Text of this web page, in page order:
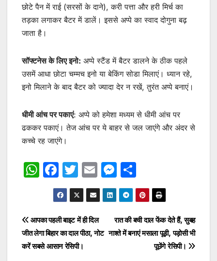
छोटे पैन में राई (सरसों के दाने), करी पत्ता और हरी मिर्च का
तड़का लगाकर बैटर में डालें। इससे अप्पे का स्वाद दोगुना बढ़
जाता है।
सॉफ्टनेस के लिए इनो: अप्पे स्टैंड में बैटर डालने के ठीक पहले
उसमें आधा छोटा चम्मच इनो या बेकिंग सोडा मिलाएं। ध्यान रहे,
इनो मिलाने के बाद बैटर को ज्यादा देर न रखें, तुरंत अप्पे बनाएं।
धीमी आंच पर पकाएं: अप्पे को हमेशा मध्यम से धीमी आंच पर
ढककर पकाएं। तेज आंच पर ये बाहर से जल जाएंगे और अंदर से
कच्चे रह जाएंगे।
W
s
A
p
F
a
c
e
b
o
T
w
itt
er
E
m
ai
l
M
e
s
s
e
h
ar
e
Post
navigation
रात की बची दाल फेंक देते हैं, सुबह
नाश्ते में बनाएं मसाला पूड़ी, पड़ोसी भी
पूछेंगे रेसिपी।
आपका पहली बाइट में ही दिल
जीत लेगा बिहार का दाल पीठा, नोट
करें सबसे आसान रेसिपी।